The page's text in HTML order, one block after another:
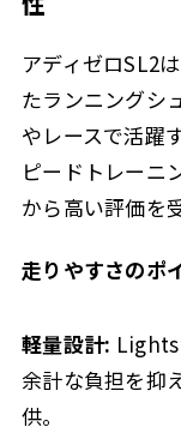
アディゼロSL2
たランニングシ
やレースで活躍
ピードトレーニ
から高い評価を
走りやすさのポ
軽量設計:
余計な負担を抑
供。